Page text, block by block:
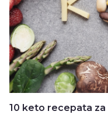
10 keto recepata